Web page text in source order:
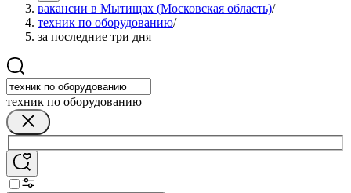
вакансии в Мытищах (Московская область)/
техник по оборудованию/
за последние три дня
техник по оборудованию